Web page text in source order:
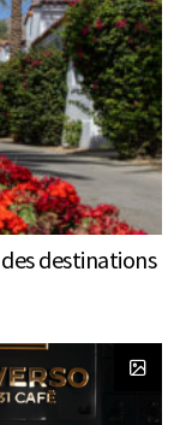
des destinations